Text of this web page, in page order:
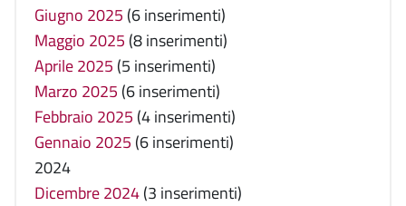
Giugno 2025 (6 inserimenti)
Maggio 2025 (8 inserimenti)
Aprile 2025 (5 inserimenti)
Marzo 2025 (6 inserimenti)
Febbraio 2025 (4 inserimenti)
Gennaio 2025 (6 inserimenti)
2024
Dicembre 2024(3 inserimenti)